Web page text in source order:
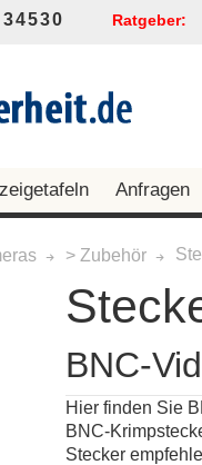
Ratgeber:
Anfragen
> Zubehör
BNC-
Hier finden Sie
BNC-
Stecker